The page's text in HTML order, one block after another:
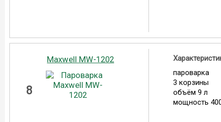
8
Maxwell MW-1202
пароварка
3 корзины
объём 9 л
мощность